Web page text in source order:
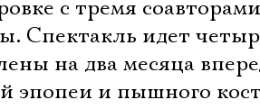
с тремя
Спектакль идет
на два месяца
эпопеи и пышного